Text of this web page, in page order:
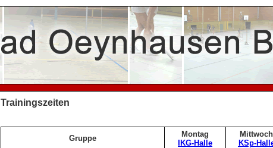
Trainingszeiten
Gruppe
Montag
IKG-Halle
Mittwoch
KSp-